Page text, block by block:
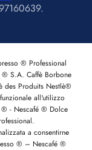
® Professional
® S.A. Caffè Borbone
des Produits Nestlè®
all'utilizzo
® - Nescafé ® Dolce
a consentirne
® – Nescafé ®